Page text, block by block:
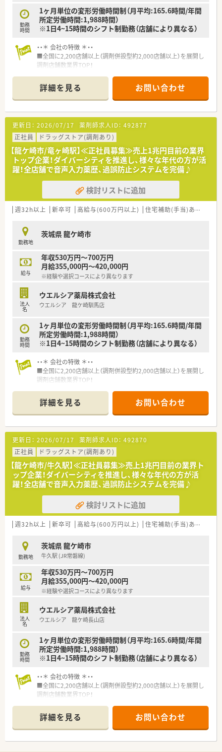
勤務
時間
1ヶ月単位の変形労働時間制（月平均:165.6時間/年間
所定労働時間:1,988時間）
※1日4~15時間のシフト制勤務（店舗により異なる）
・・＊ 会社の特徴 ＊・・
■全国に2,200店舗以上（調剤併設型約2,000店舗以上）を展開し
調剤店舗数業界TOP！
頑張り次第で高給与も可能！
■経験や勤務コースによりますが、経験の少ない方でも500万前
半スタートと業界TOP水準！
■職種や職域に合わせ、豊富な社内研修や外部組織と連携した研
修を用意されています
■薬剤師が中心の会社だからこそ活躍できるキャリアパスが多
種多様に用意されています。
■店舗拡大に伴い、エリアマネジャーや営業部長等のマネジメン
トのポジションも増えます。
■在宅や教育等の専門性を活かせるスペシャリストを目指すこ
とも可能です。
■その他にも、管理部門や商品部門等の本社スタッフなど活動領
域は多種多様です。
■在宅実施店舗は年々増加しており、在宅医療へもしっかりと関
わる事ができます。
■年間休日が120日とワークライフバランスが整っています
たくさんあります！
詳細を見る お問い合わせ
更新日： 2026/07/17 薬剤師求人ID： 492877
正社員
ドラッグストア(調剤あり)
【龍ケ崎市/竜ヶ崎駅】≪正社員募集≫売上1兆円目前の業界
トップ企業！ダイバーシティを推進し、様々な年代の方が活
躍！全店舗で音声入力薬歴、過誤防止システムを完備♪
検討リストに追加
週32h以上 新卒可 高給与(600万円以上) 住宅補助(手当)あり
勤務地
茨城県 龍ケ崎市
給与
年収530万円～700万円
月給355,000円～420,000円
※経験や選択コースにより異なります
法人
名
ウエルシア薬局株式会社
ウエルシア 龍ケ崎馴馬店
勤務
時間
1ヶ月単位の変形労働時間制（月平均:165.6時間/年間
所定労働時間:1,988時間）
※1日4~15時間のシフト制勤務（店舗により異なる）
・・＊ 会社の特徴 ＊・・
■全国に2,200店舗以上（調剤併設型約2,000店舗以上）を展開し
調剤店舗数業界TOP！
頑張り次第で高給与も可能！
■経験や勤務コースによりますが、経験の少ない方でも500万前
半スタートと業界TOP水準！
■職種や職域に合わせ、豊富な社内研修や外部組織と連携した研
修を用意されています
■薬剤師が中心の会社だからこそ活躍できるキャリアパスが多
種多様に用意されています。
■店舗拡大に伴い、エリアマネジャーや営業部長等のマネジメン
トのポジションも増えます。
■在宅や教育等の専門性を活かせるスペシャリストを目指すこ
とも可能です。
■その他にも、管理部門や商品部門等の本社スタッフなど活動領
域は多種多様です。
■在宅実施店舗は年々増加しており、在宅医療へもしっかりと関
わる事ができます。
時短勤務ができるよう変更予定です。
■年間休日が120日とワークライフバランスが整っています
■日用品から常備薬まで、従業員割引制度など嬉しいメリットも
たくさんあります！
詳細を見る お問い合わせ
更新日： 2026/07/17 薬剤師求人ID： 492870
正社員
ドラッグストア(調剤あり)
【龍ケ崎市/牛久駅】≪正社員募集≫売上1兆円目前の業界ト
ップ企業！ダイバーシティを推進し、様々な年代の方が活
躍！全店舗で音声入力薬歴、過誤防止システムを完備♪
検討リストに追加
週32h以上 新卒可 高給与(600万円以上) 住宅補助(手当)あり
勤務地
茨城県 龍ケ崎市
牛久駅 (JR常磐線)
給与
年収530万円～700万円
月給355,000円～420,000円
※経験や選択コースにより異なります
法人
名
ウエルシア薬局株式会社
ウエルシア 龍ケ崎長山店
勤務
時間
1ヶ月単位の変形労働時間制（月平均:165.6時間/年間
所定労働時間:1,988時間）
※1日4~15時間のシフト制勤務（店舗により異なる）
・・＊ 会社の特徴 ＊・・
■全国に2,200店舗以上（調剤併設型約2,000店舗以上）を展開し
調剤店舗数業界TOP！
頑張り次第で高給与も可能！
■経験や勤務コースによりますが、経験の少ない方でも500万前
半スタートと業界TOP水準！
■職種や職域に合わせ、豊富な社内研修や外部組織と連携した研
詳細を見る お問い合わせ